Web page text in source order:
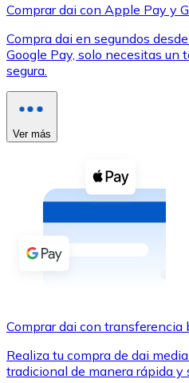
XRP
XRP
Efectivo
Comprar con efectivo
Transferencia SEPA
Añade fondos a tu
Utiliza tarjetas Visa y
Comprar con tarjeta
Comprar dai con Apple Pay y
Compra dai en segundos
Google Pay, solo necesitas un
segura.
Ver más
Comprar dai con transferencia
Realiza tu compra de dai
tradicional de manera rápida y